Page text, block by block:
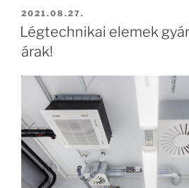
BEKÜLDVE:
2021.08.27.
Légtechnikai elemek
árak!